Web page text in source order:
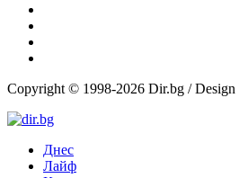
Copyright © 1998-2026 Dir.bg /
Днес
Лайф